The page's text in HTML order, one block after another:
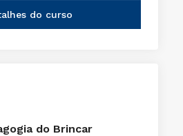
do curso
do Brincar